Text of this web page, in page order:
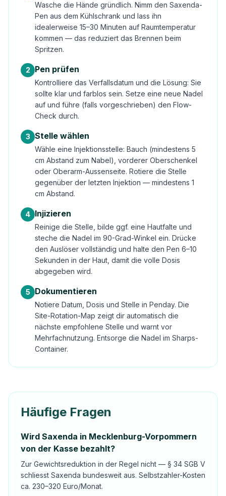
Wasche die Hände gründlich. Nimm den Saxenda-
Pen aus dem Kühlschrank und lass ihn
idealerweise 15–30 Minuten auf Raumtemperatur
kommen — das reduziert das Brennen beim
Spritzen.
2 Pen prüfen
Kontrolliere das Verfallsdatum und die Lösung: Sie
sollte klar und farblos sein. Setze eine neue Nadel
auf und führe (falls vorgeschrieben) den Flow-
Check durch.
3 Stelle wählen
Wähle eine Injektionsstelle: Bauch (mindestens 5
cm Abstand zum Nabel), vorderer Oberschenkel
oder Oberarm-Aussenseite. Rotiere die Stelle
gegenüber der letzten Injektion — mindestens 1
cm Abstand.
4 Injizieren
Reinige die Stelle, bilde ggf. eine Hautfalte und
steche die Nadel im 90-Grad-Winkel ein. Drücke
den Auslöser vollständig und halte den Pen 6–10
Sekunden in der Haut, damit die volle Dosis
abgegeben wird.
5 Dokumentieren
Notiere Datum, Dosis und Stelle in Penday. Die
Site-Rotation-Map zeigt dir automatisch die
nächste empfohlene Stelle und warnt vor
Mehrfachnutzung. Entsorge die Nadel im Sharps-
Container.
Häufige Fragen
Wird Saxenda in Mecklenburg-Vorpommern
von der Kasse bezahlt?
Zur Gewichtsreduktion in der Regel nicht — § 34 SGB V
schliesst Saxenda bundesweit aus. Selbstzahler-Kosten
ca. 230–320 Euro/Monat.